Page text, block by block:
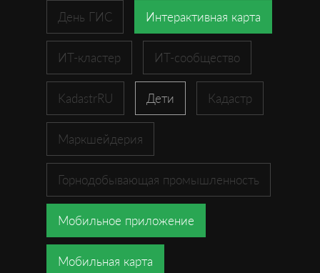
День ГИС Интерактивная карта
ИТ-кластер ИТ-сообщество
KadastrRU Дети Кадастр
Маркшейдерия
Горнодобывающая промышленность
Мобильное приложение
Мобильная карта